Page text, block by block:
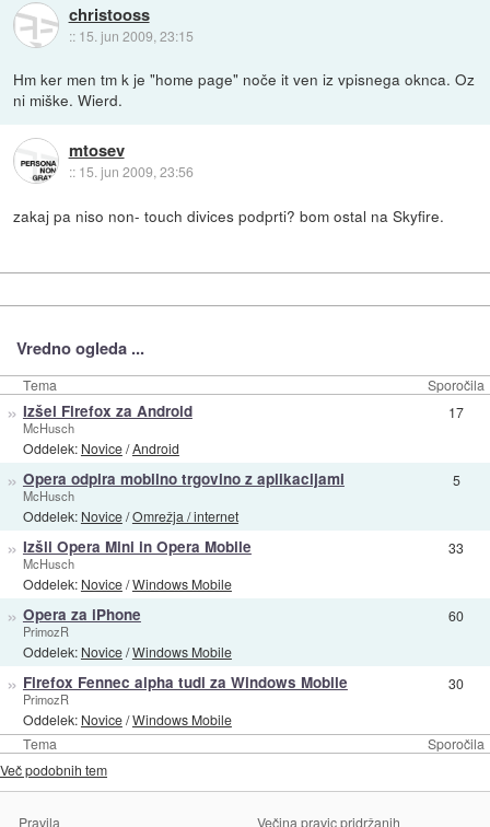
christooss
:: 15. jun 2009, 23:15
Hm ker men tm k je "home page" noče it ven iz vpisnega oknca. Oz
ni miške. Wierd.
mtosev
:: 15. jun 2009, 23:56
zakaj pa niso non- touch divices podprti? bom ostal na Skyfire.
Vredno ogleda ...
Tema Sporočila
Tema Sporočila
» Izšel Firefox za Android
McHusch
Oddelek: Novice/Android
17
» Opera odpira mobilno trgovino z aplikacijami
McHusch
Oddelek: Novice/Omrežja / internet
5
» Izšli Opera Mini in Opera Mobile
McHusch
Oddelek: Novice/Windows Mobile
33
» Opera za iPhone
PrimozR
Oddelek: Novice/Windows Mobile
60
» Firefox Fennec alpha tudi za Windows Mobile
PrimozR
Oddelek: Novice/Windows Mobile
30
Več podobnih tem
Pravila Večina pravic pridržanih